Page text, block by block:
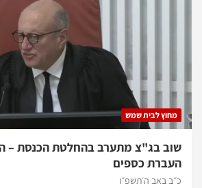
מחוץ לבית שמש
שוב בג"צ מתערב בהחלטת הכנסת –
העברת כספים
כ״ב באב ה׳תשפ״ו